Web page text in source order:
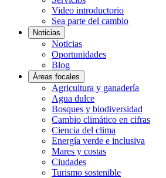
Video introductorio
Sea parte del cambio
Noticias
Noticias
Oportunidades
Blog
Áreas focales
Agricultura y ganadería
Agua dulce
Bosques y biodiversidad
Cambio climático en cifras
Ciencia del clima
Energía verde e inclusiva
Mares y costas
Ciudades
Turismo sostenible